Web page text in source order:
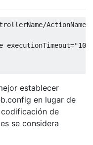
ActionName"
executionTimeout=
establecer
en lugar de
de
se considera